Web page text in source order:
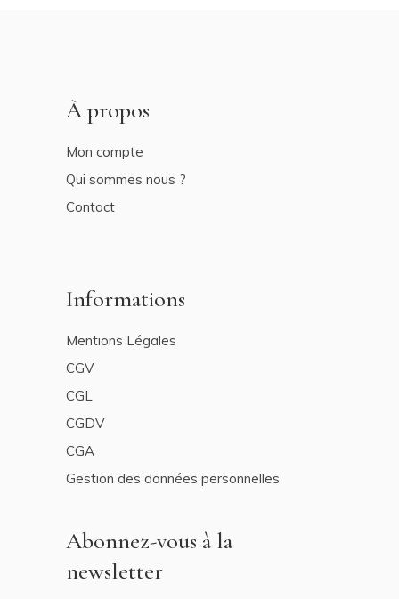
À propos
Mon compte
Qui sommes nous ?
Contact
Informations
Mentions Légales
CGV
CGL
CGDV
CGA
Gestion des données personnelles
Abonnez-vous à la
newsletter